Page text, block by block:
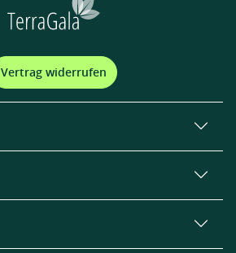
Vertrag widerrufen